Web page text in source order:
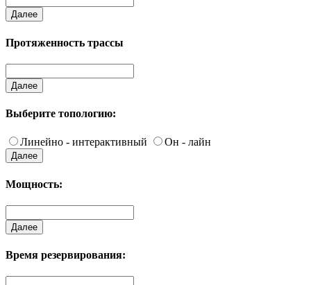
Далее
Протяженность трассы
Далее
Выберите топологию:
Линейно - интерактивный Он - лайн
Далее
Мощность:
Далее
Время резервирования: